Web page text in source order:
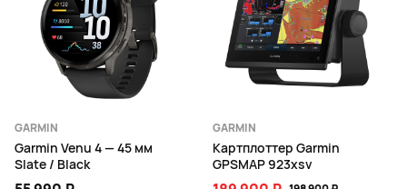
GARMIN
Garmin Venu 4 — 45 мм
Slate / Black
GARMIN
Картплоттер Garmin
GPSMAP 923xsv